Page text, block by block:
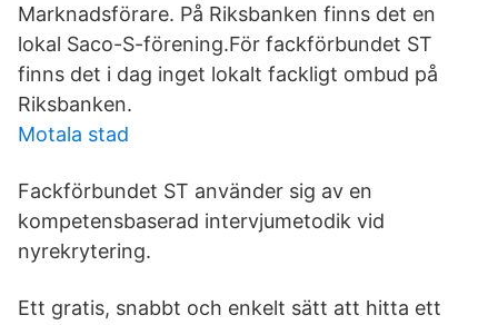
Marknadsförare. På Riksbanken finns det en
lokal Saco-S-förening.För fackförbundet ST
finns det i dag inget lokalt fackligt ombud på
Riksbanken.
Motala stad
Fackförbundet ST använder sig av en
kompetensbaserad intervjumetodik vid
nyrekrytering.
Ett gratis, snabbt och enkelt sätt att hitta ett